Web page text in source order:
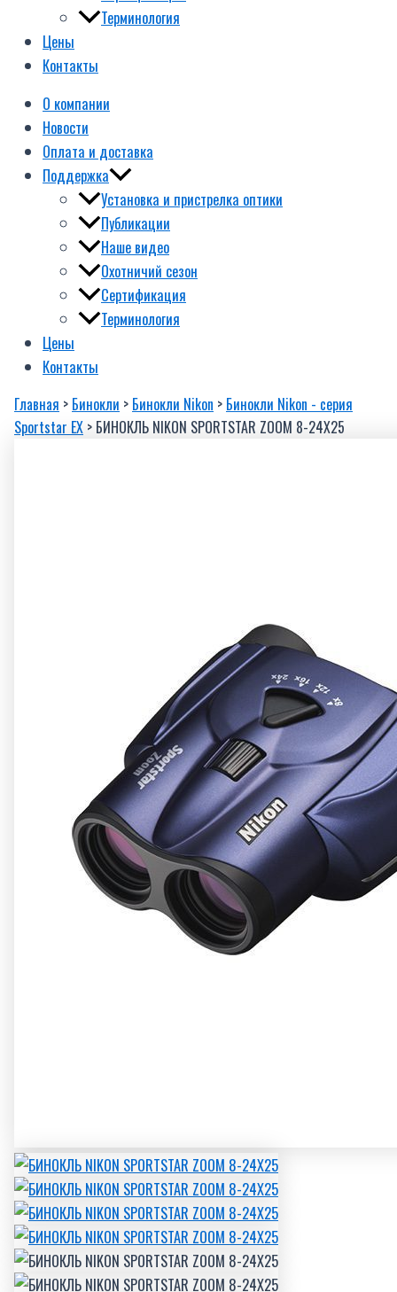
Терминология
Цены
Контакты
О компании
Новости
Оплата и доставка
Поддержка
Установка и пристрелка оптики
Публикации
Наше видео
Охотничий сезон
Сертификация
Терминология
Цены
Контакты
Главная > Бинокли > Бинокли Nikon > Бинокли Nikon - серия
Sportstar EX > БИНОКЛЬ NIKON SPORTSTAR ZOOM 8-24X25